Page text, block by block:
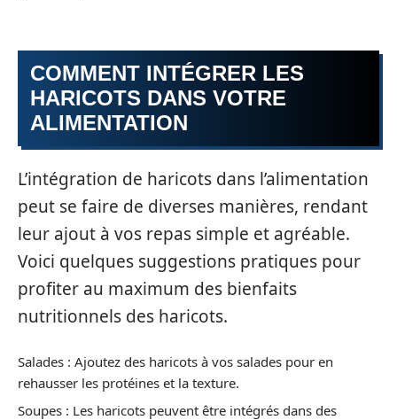
COMMENT INTÉGRER LES
HARICOTS DANS VOTRE
ALIMENTATION
L’intégration de haricots dans l’alimentation
peut se faire de diverses manières, rendant
leur ajout à vos repas simple et agréable.
Voici quelques suggestions pratiques pour
profiter au maximum des bienfaits
nutritionnels des haricots.
Salades : Ajoutez des haricots à vos salades pour en
rehausser les protéines et la texture.
Soupes : Les haricots peuvent être intégrés dans des